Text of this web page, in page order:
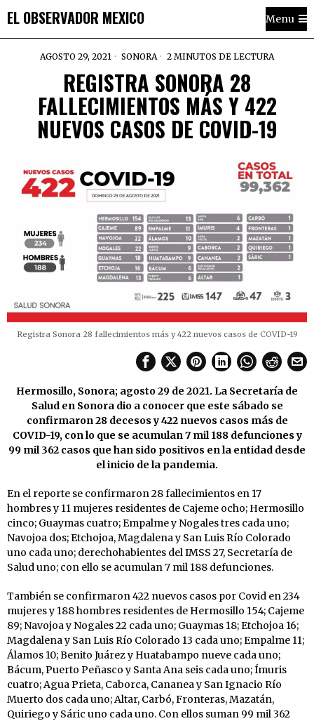
EL OBSERVADOR MEXICO Menu
AGOSTO 29, 2021 SONORA 2 MINUTOS DE LECTURA
REGISTRA SONORA 28
FALLECIMIENTOS MÁS Y 422
NUEVOS CASOS DE COVID-19
Registra Sonora 28 fallecimientos más y 422 nuevos casos de COVID-19
Hermosillo, Sonora; agosto 29 de 2021. La Secretaría de
Salud en Sonora dio a conocer que este sábado se
confirmaron 28 decesos y 422 nuevos casos más de
COVID-19, con lo que se acumulan 7 mil 188 defunciones y
99 mil 362 casos que han sido positivos en la entidad desde
el inicio de la pandemia.
En el reporte se confirmaron 28 fallecimientos en 17
hombres y 11 mujeres residentes de Cajeme ocho; Hermosillo
cinco; Guaymas cuatro; Empalme y Nogales tres cada uno;
Navojoa dos; Etchojoa, Magdalena y San Luis Río Colorado
uno cada uno; derechohabientes del IMSS 27, Secretaría de
Salud uno; con ello se acumulan 7 mil 188 defunciones.
También se confirmaron 422 nuevos casos por Covid en 234
mujeres y 188 hombres residentes de Hermosillo 154; Cajeme
89; Navojoa y Nogales 22 cada uno; Guaymas 18; Etchojoa 16;
Magdalena y San Luis Río Colorado 13 cada uno; Empalme 11;
Álamos 10; Benito Juárez y Huatabampo nueve cada uno;
Bácum, Puerto Peñasco y Santa Ana seis cada uno; Ímuris
cuatro; Agua Prieta, Caborca, Cananea y San Ignacio Río
Muerto dos cada uno; Altar, Carbó, Fronteras, Mazatán,
Quiriego y Sáric uno cada uno. Con ellos suman 99 mil 362